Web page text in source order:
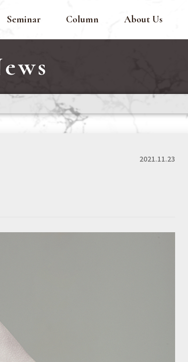
Seminar Column About Us
2021.11.23